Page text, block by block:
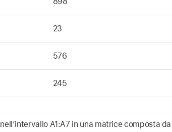
23
576
245
A1:A7 in una matrice composta